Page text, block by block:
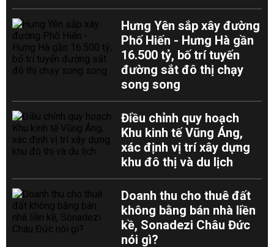
Hưng Yên sắp xây đường
Phố Hiến - Hưng Hà gần
16.500 tỷ, bố trí tuyến
đường sắt đô thị chạy
song song
Điều chỉnh quy hoạch
Khu kinh tế Vũng Áng,
xác định vị trí xây dựng
khu đô thị và du lịch
Doanh thu cho thuê đất
không bằng bán nhà liền
kề, Sonadezi Châu Đức
nói gì?